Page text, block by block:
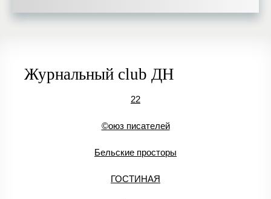
Журнальный club ДН
22
©оюз писателей
Бельские просторы
ГОСТИНАЯ